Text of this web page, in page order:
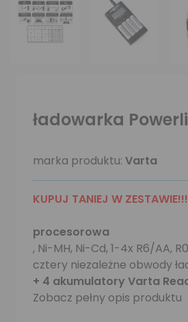
ładowarka
marka produktu: Varta
KUPUJ TANIEJ W ZESTAWIE!!!
procesorowa
, Ni-MH, Ni-Cd, 1-4x R6/AA,
cztery niezależne obwody
+ 4 akumulatory Varta
Zobacz pełny opis produktu